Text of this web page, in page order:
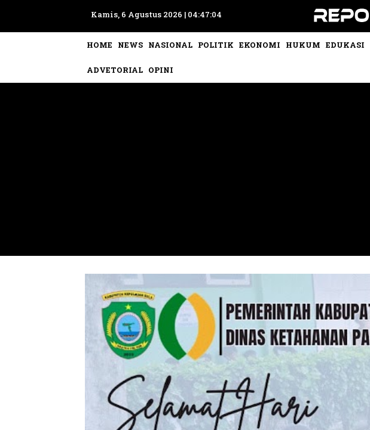
Kamis, 6 Agustus 2026 | 04:47:07
HOME NEWS NASIONAL POLITIK EKONOMI HUKUM EDUKASI
ADVETORIAL OPINI